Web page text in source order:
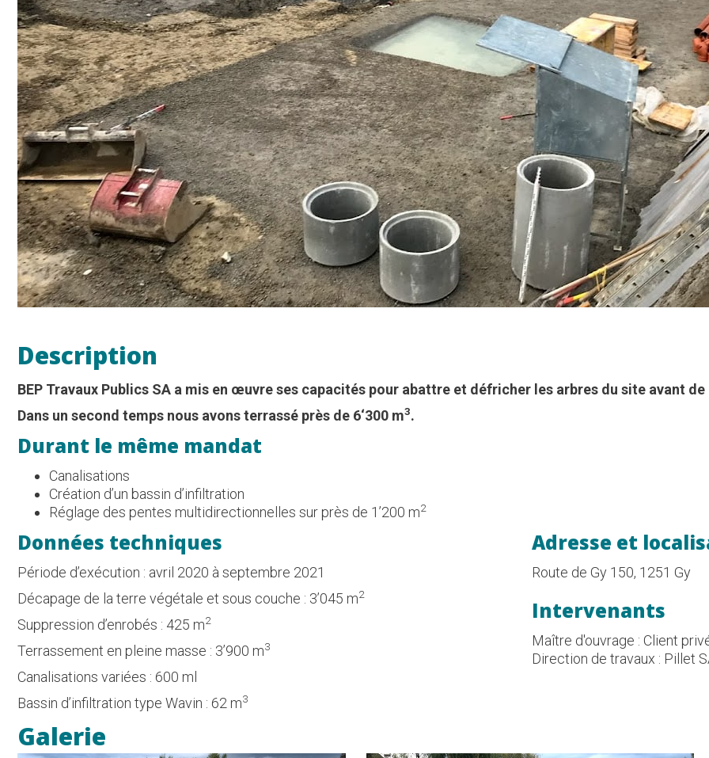
Description
BEP Travaux Publics SA a mis en œuvre ses capacités pour abattre et défricher les arbres du site avant
Dans un second temps nous avons terrassé près de 6‘300 m3.
Durant le même mandat
Canalisations
Création d’un bassin d’infiltration
Réglage des pentes multidirectionnelles sur près de 1’200 m2
Données techniques
Période d’exécution : avril 2020 à septembre 2021
Décapage de la terre végétale et sous couche : 3’045 m2
Suppression d’enrobés : 425 m2
Terrassement en pleine masse : 3’900 m3
Canalisations variées : 600 ml
Bassin d’infiltration type Wavin : 62 m3
Adresse et
Route de Gy 150, 1251 Gy
Intervenants
Maître d'ouvrage : Client
Direction de travaux : Pillet
Galerie